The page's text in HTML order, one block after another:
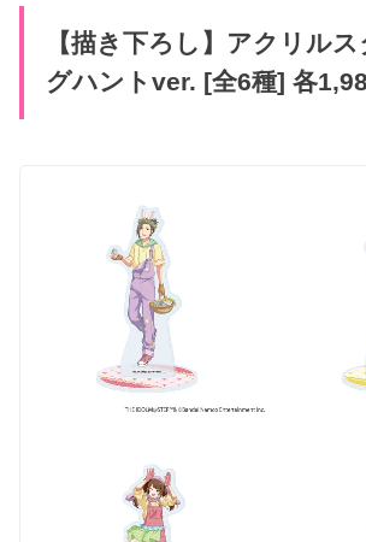
【描き下ろし】アクリル
グハントver. [全6種] 各